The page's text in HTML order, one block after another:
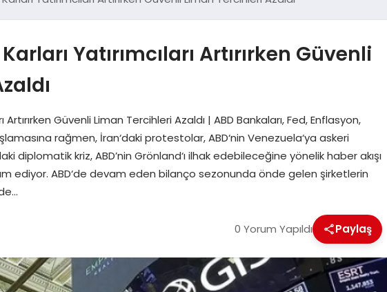
Yatırımcıları Artırırken Güvenli
Artırırken Güvenli Liman Tercihleri Azaldı | ABD Bankaları, Fed, Enflasyon,
rağmen, İran‘daki protestolar, ABD‘nin Venezuela‘ya askeri
diplomatik kriz, ABD’nin Grönland‘ı ilhak edebileceğine yönelik haber akışı
ediyor. ABD‘de devam eden bilanço sezonunda önde gelen şirketlerin
0 Yorum Yapıldı Paylaş